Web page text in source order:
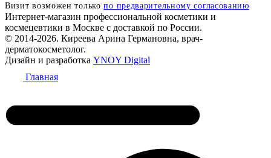
Визит возможен толькопо предварительному согласованию
Интернет-магазин профессиональной косметики и
космецевтики в Москве с доставкой по России.
© 2014-2026. Киреева Арина Германовна, врач-
дерматокосметолог.
Дизайн и разработка YNOY Digital
Главная